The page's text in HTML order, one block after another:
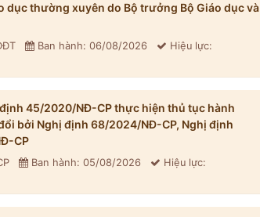
dục thường xuyên do Bộ trưởng Bộ Giáo dục và
Ban hành: 06/08/2026 Hiệu lực:
45/2020/NĐ-CP thực hiện thủ tục hành
bởi Nghị định 68/2024/NĐ-CP, Nghị định
CP
Ban hành: 05/08/2026 Hiệu lực: